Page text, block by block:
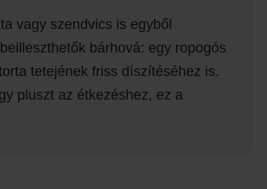
vagy szendvics is egyből
bárhová: egy ropogós
tetejének friss díszítéséhez is.
pluszt az étkezéshez, ez a